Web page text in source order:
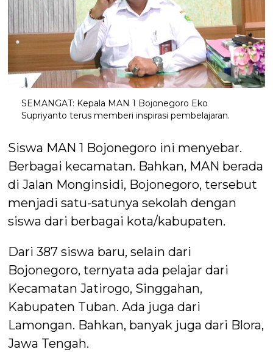
SEMANGAT: Kepala MAN 1 Bojonegoro Eko
Supriyanto terus memberi inspirasi pembelajaran.
Siswa MAN 1 Bojonegoro ini menyebar.
Berbagai kecamatan. Bahkan, MAN berada
di Jalan Monginsidi, Bojonegoro, tersebut
menjadi satu-satunya sekolah dengan
siswa dari berbagai kota/kabupaten.
Dari 387 siswa baru, selain dari
Bojonegoro, ternyata ada pelajar dari
Kecamatan Jatirogo, Singgahan,
Kabupaten Tuban. Ada juga dari
Lamongan. Bahkan, banyak juga dari Blora,
Jawa Tengah.